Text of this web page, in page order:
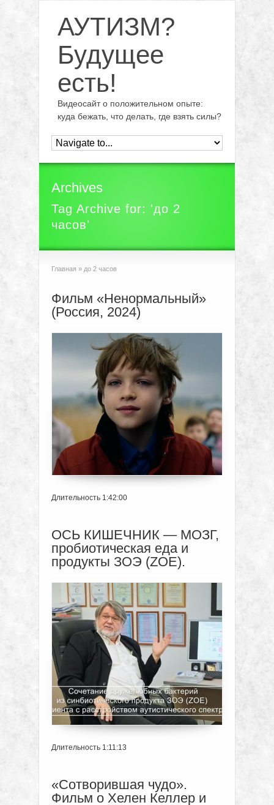
АУТИЗМ?
Будущее
есть!
Видеосайт о положительном опыте:
куда бежать, что делать, где взять силы?
Archives
Tag Archive for: 'до 2
часов'
Главная » до 2 часов
Фильм «Ненормальный»
(Россия, 2024)
Длительность 1:42:00
ОСЬ КИШЕЧНИК — МОЗГ,
пробиотическая еда и
продукты ЗОЭ (ZOE).
Длительность 1:11:13
«Сотворившая чудо».
Фильм о Хелен Келлер и